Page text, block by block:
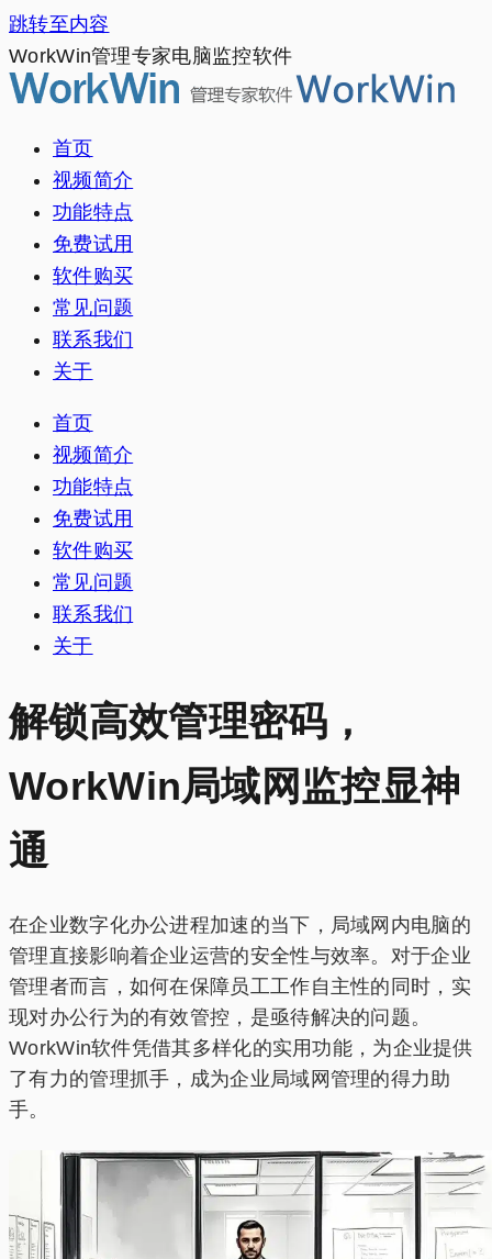
跳转至内容
WorkWin管理专家电脑监控软件
首页
视频简介
功能特点
免费试用
软件购买
常见问题
联系我们
关于
首页
视频简介
功能特点
免费试用
软件购买
常见问题
联系我们
关于
解锁高效管理密码，
WorkWin局域网监控显神
通
在企业数字化办公进程加速的当下，局域网内电脑的
管理直接影响着企业运营的安全性与效率。对于企业
管理者而言，如何在保障员工工作自主性的同时，实
现对办公行为的有效管控，是亟待解决的问题。
WorkWin软件凭借其多样化的实用功能，为企业提供
了有力的管理抓手，成为企业局域网管理的得力助
手。